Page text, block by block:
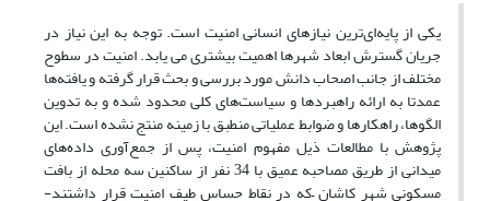
یکی از پایه‌ای‌ترین نیازهای انسانی امنیت است. توجه به این نیاز در
جریان گسترش ابعاد شهرها اهمیت بیشتری می یابد. امنیت در سطوح
مختلف از جانب اصحاب دانش مورد بررسی و بحث قرار گرفته و یافته‌ها
عمدتا به ارائه راهبردها و سیاست‌های کلی محدود شده و به تدوین
الگوها، راهکارها و ضوابط عملیاتی منطبق با زمینه منتج نشده است. این
پژوهش با مطالعات ذیل مفهوم امنیت، پس از جمع‌آوری داده‌های
میدانی از طریق مصاحبه عمیق با 34 نفر از ساکنین سه محله از بافت‌
مسکونی شهر کاشان –که در نقاط حساس طیف امنیت قرار داشتند-